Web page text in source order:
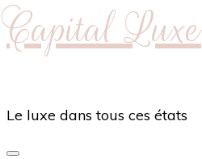
Capital Luxe
Le luxe dans tous ces états